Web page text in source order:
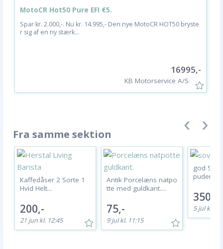
MotoCR Hot50 Pure EFI €5.
Spar kr. 2.000,-. Nu kr. 14.995,- Den nye MotoCR HOT50 bryste
r sig af en ny stærk...
16995,-
KB Motorservice A/S
Fra samme sektion
Kaffedåser 2 Sorte 1
Hvid Helt...
200,-
21 jun kl. 12:45
Antik Porcelæns natpo
tte med guldkant....
75,-
9 jul kl. 11:15
god
puder
350,-
5 jul kl.